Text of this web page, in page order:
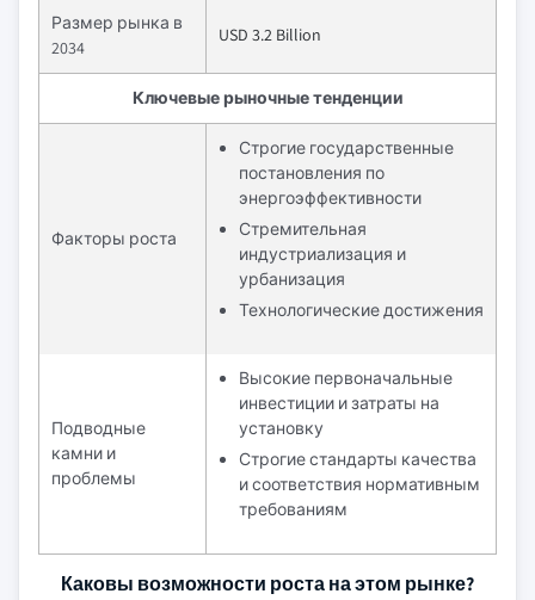
Размер рынка в
2034
USD 3.2 Billion
Ключевые рыночные тенденции
Факторы роста
Строгие государственные
постановления по
энергоэффективности
Стремительная
индустриализация и
урбанизация
Технологические достижения
Подводные
камни и
проблемы
Высокие первоначальные
инвестиции и затраты на
установку
Строгие стандарты качества
и соответствия нормативным
требованиям
Каковы возможности роста на этом рынке?